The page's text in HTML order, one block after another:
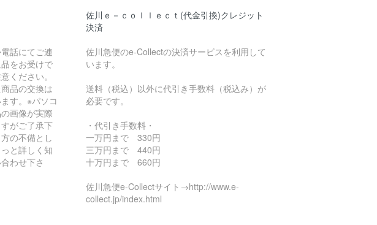
話にてご連
をお受けで
ください。
品の交換は
す。※パソコ
画像が実際
がご了承下
の不備とし
と詳しく知
わせ下さ
佐川ｅ－ｃｏｌｌｅｃｔ(代金引換)クレジット
決済
佐川急便のe-Collectの決済サービスを利用して
います。
送料（税込）以外に代引き手数料（税込み）が
必要です。
・代引き手数料・
一万円まで 330円
三万円まで 440円
十万円まで 660円
佐川急便e-Collectサイト→http://www.e-
collect.jp/index.html